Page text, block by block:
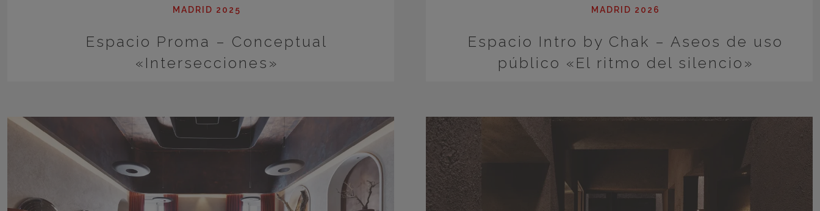
MADRID 2025
Espacio Proma – Conceptual
«Intersecciones»
MADRID 2026
Espacio Intro by Chak – Aseos de uso
público «El ritmo del silencio»